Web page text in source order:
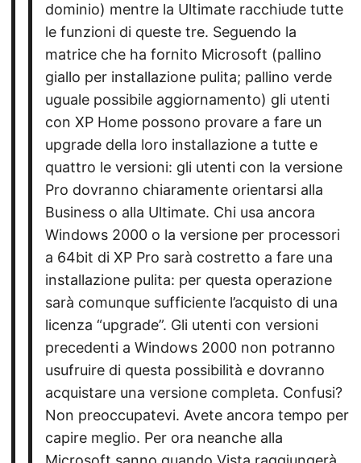
dominio) mentre la Ultimate racchiude tutte
le funzioni di queste tre. Seguendo la
matrice che ha fornito Microsoft (pallino
giallo per installazione pulita; pallino verde
uguale possibile aggiornamento) gli utenti
con XP Home possono provare a fare un
upgrade della loro installazione a tutte e
quattro le versioni: gli utenti con la versione
Pro dovranno chiaramente orientarsi alla
Business o alla Ultimate. Chi usa ancora
Windows 2000 o la versione per processori
a 64bit di XP Pro sarà costretto a fare una
installazione pulita: per questa operazione
sarà comunque sufficiente l’acquisto di una
licenza “upgrade”. Gli utenti con versioni
precedenti a Windows 2000 non potranno
usufruire di questa possibilità e dovranno
acquistare una versione completa. Confusi?
Non preoccupatevi. Avete ancora tempo per
capire meglio. Per ora neanche alla